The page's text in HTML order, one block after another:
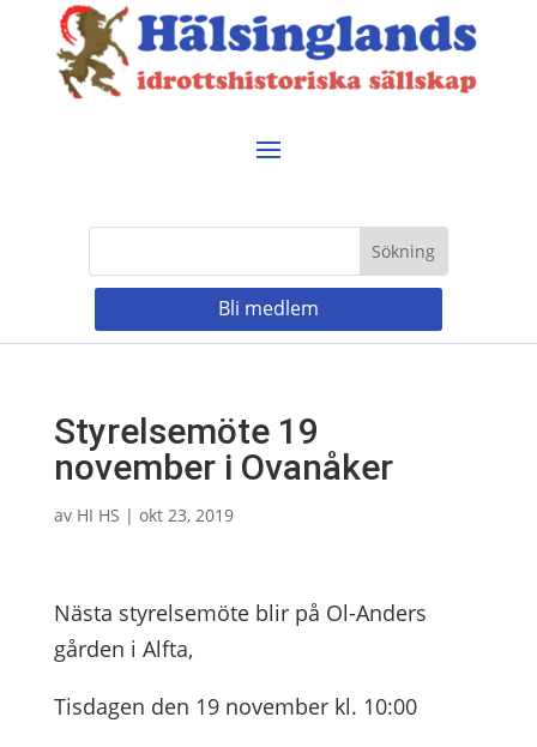
Bli medlem
Styrelsemöte 19
november i Ovanåker
av HI HS | okt 23, 2019
Nästa styrelsemöte blir på Ol-Anders
gården i Alfta,
Tisdagen den 19 november kl. 10:00